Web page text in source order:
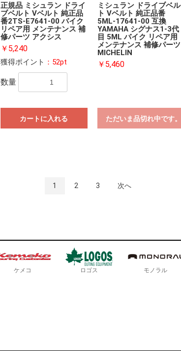
正規品 ミシュラン ドライ
ブベルト Vベルト 純正品
番2TS-E7641-00 バイク
リペア用 メンテナンス 補
修パーツ アクシス
￥5,240
獲得ポイント ：52pt
数量
カートに入れる
ミシュラン ドライブベル
ト Vベルト 純正品番
5ML-17641-00 互換
YAMAHA シグナス1-3代
目 5ML バイク リペア用
メンテナンス 補修パーツ
MICHELIN
￥5,460
ただいま品切れ中です。
1 2 3 次へ
ケメコ ロゴス モノラル